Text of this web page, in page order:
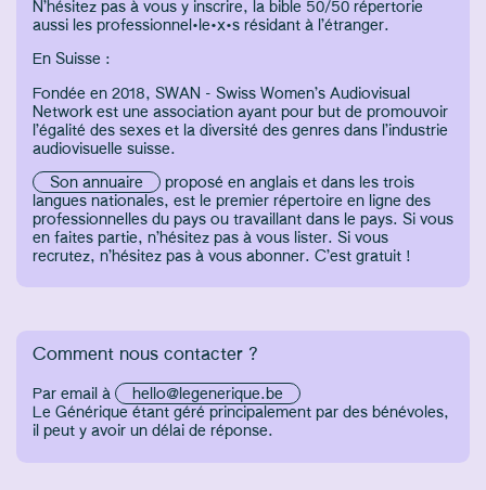
N’hésitez pas à vous y inscrire, la bible 50/50 répertorie
aussi les professionnel•le•x•s résidant à l’étranger.
En Suisse :
Fondée en 2018, SWAN - Swiss Women’s Audiovisual
Network est une association ayant pour but de promouvoir
l’égalité des sexes et la diversité des genres dans l’industrie
audiovisuelle suisse.
Son annuaire
proposé en anglais et dans les trois
langues nationales, est le premier répertoire en ligne des
professionnelles du pays ou travaillant dans le pays. Si vous
en faites partie, n’hésitez pas à vous lister. Si vous
recrutez, n’hésitez pas à vous abonner. C’est gratuit !
Comment nous contacter ?
Par email à
hello@legenerique.be
Le Générique étant géré principalement par des bénévoles,
il peut y avoir un délai de réponse.